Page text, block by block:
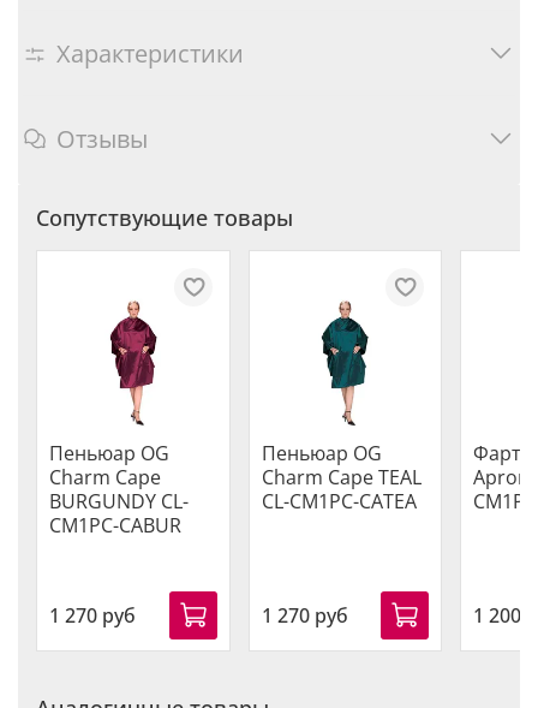
Характеристики
Отзывы
Сопутствующие товары
Пеньюар OG
Charm Cape
BURGUNDY CL-
CM1PC-CABUR
1 270 руб
Пеньюар OG
Charm Cape TEAL
CL-CM1PC-CATEA
1 270 руб
Apron
1 200